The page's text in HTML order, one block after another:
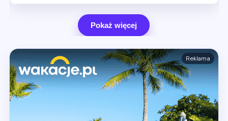
Pokaż więcej
Reklama